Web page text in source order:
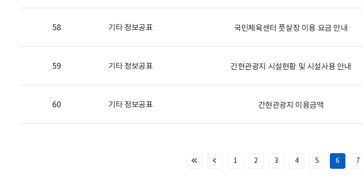
58 기타 정보공표 국민체육센터 풋살장 이용 요금 안내
59 기타 정보공표 간현관광지 시설현황 및 시설사용 안내
60 기타 정보공표 간현관광지 이용금액
처
이
1 2 3 4 5 6 7